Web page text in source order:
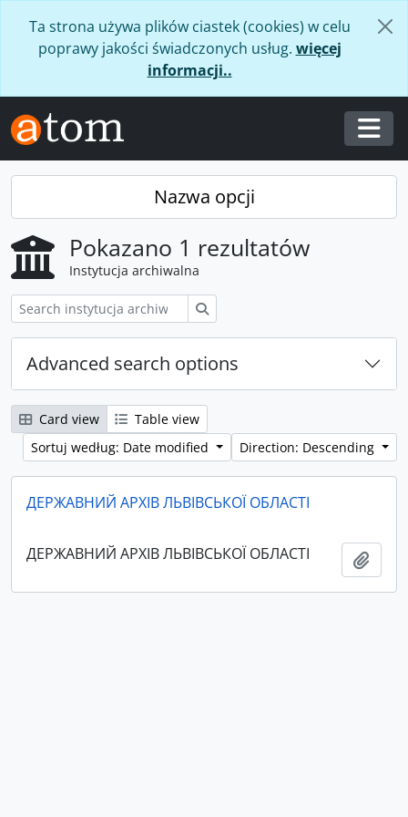
Ta strona używa plików ciastek (cookies) w celu
poprawy jakości świadczonych usług. więcej
informacji..
Nazwa opcji
Pokazano 1 rezultatów
Instytucja archiwalna
Advanced search options
Card view
Table view
Sortuj według: Date modified
Direction: Descending
ДЕРЖАВНИЙ АРХІВ ЛЬВІВСЬКОЇ ОБЛАСТІ
ДЕРЖАВНИЙ АРХІВ ЛЬВІВСЬКОЇ ОБЛАСТІ